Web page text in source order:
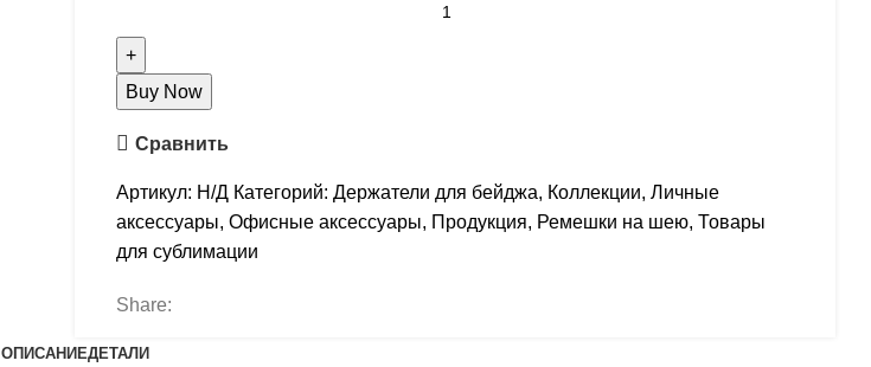
Buy Now
Сравнить
Артикул: Н/Д Категорий: Держатели для бейджа, Коллекции, Личные
аксессуары, Офисные аксессуары, Продукция, Ремешки на шею, Товары
для сублимации
Share:
ОПИСАНИЕДЕТАЛИ